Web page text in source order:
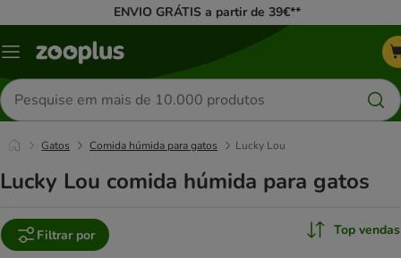
ENVIO GRÁTIS a partir de 39€**
Menu
Pesquisar
produtos
Gatos Comida húmida para gatos Lucky Lou
Lucky Lou comida húmida para gatos
Filtrar por Top vendas